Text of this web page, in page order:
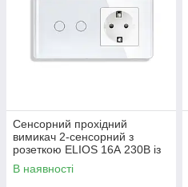
Сенсорний прохідний
вимикач 2-сенсорний з
розеткою ELIOS 16А 230В із
заземленням, шторки, білий,
скло
В наявності